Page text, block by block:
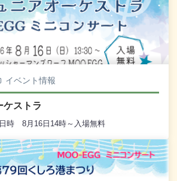
イベント情報
ケストラ
時 8月16日14時～入場無料